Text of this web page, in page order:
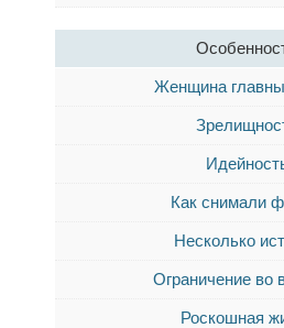
Женщина
Как снимали
Несколько
Ограничение во
Роскошная